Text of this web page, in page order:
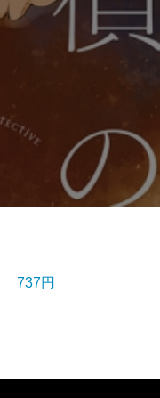
4 737円